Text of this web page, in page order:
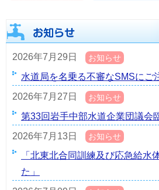
2026年7月29日 お知らせ
水道局を名乗る不審なSMSにご
2026年7月27日
お知らせ
第33回岩手中部水道企業団議会
2026年7月13日
お知らせ
「北東北合同訓練及び応急給水
た」